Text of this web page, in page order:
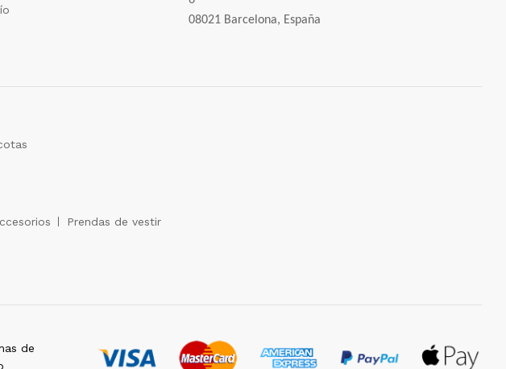
08021 Barcelona, España
Prendas de vestir
de